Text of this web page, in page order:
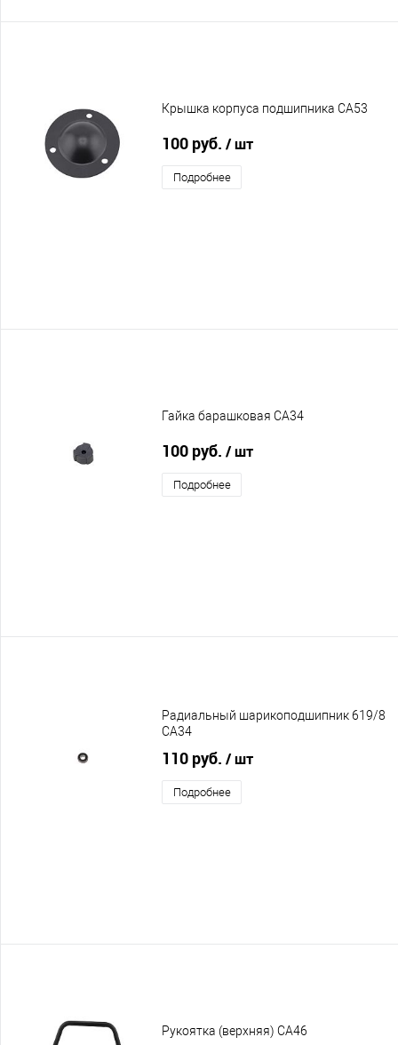
Крышка корпуса подшипника CA53
100 руб. / шт
Подробнее
Гайка барашковая CA34
100 руб. / шт
Подробнее
Радиальный шарикоподшипник 619/8
CA34
110 руб. / шт
Подробнее
Рукоятка (верхняя) CA46